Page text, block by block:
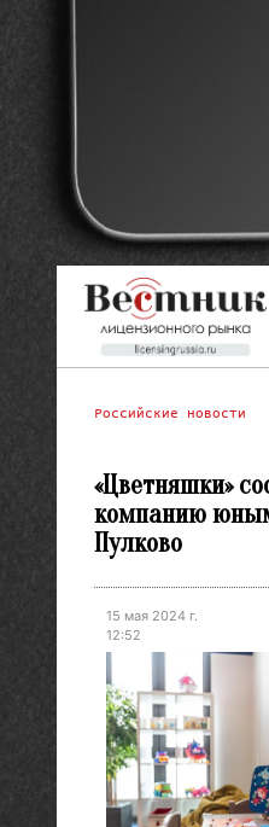
Российские новости
«Цветняшки»
компанию
Пулково
15 мая 2024 г.
12:52